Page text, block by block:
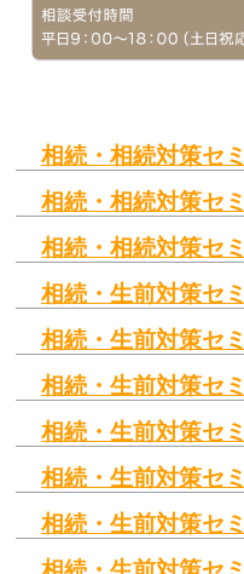
相続・相続対策セ
相続・相続対策セ
相続・相続対策セ
相続・生前対策セ
相続・生前対策セ
相続・生前対策セ
相続・生前対策セ
相続・生前対策セ
相続・生前対策セ